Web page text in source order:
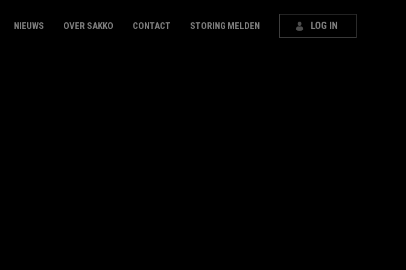
NIEUWS OVER SAKKO CONTACT STORING MELDEN LOG IN